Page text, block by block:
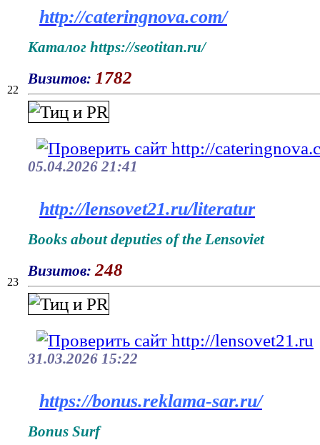
22
http://cateringnova.com/
Каталог https://seotitan.ru/
Визитов: 1782
05.04.2026 21:41
23
http://lensovet21.ru/literatur
Books about deputies of the Lensoviet
Визитов: 248
31.03.2026 15:22
https://bonus.reklama-sar.ru/
Bonus Surf